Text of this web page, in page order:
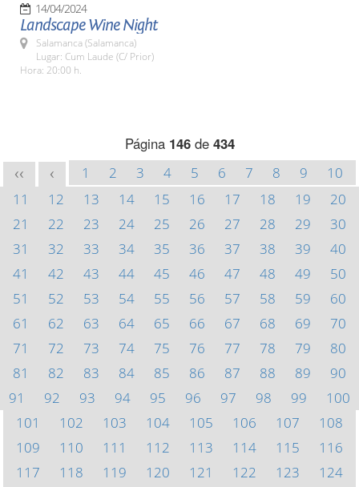
14/04/2024
Landscape Wine Night
Salamanca (Salamanca)
Lugar: Cum Laude (C/ Prior)
Hora: 20:00 h.
Página 146de 434
<< < 1 2 3 4 5 6 7 8 9
10
11
12 13 14 15 16 17 18 19
20
21
22 23 24 25 26 27 28 29
30
31
32 33 34 35 36 37 38 39
40
41
42 43 44 45 46 47 48 49
50
51
52 53 54 55 56 57 58 59
60
61
62 63 64 65 66 67 68 69
70
71
72 73 74 75 76 77 78 79
80
81
82 83 84 85 86 87 88 89
90
91
92 93 94 95 96 97 98 99
100
101
102 103 104 105 106 107
108
109
110 111 112 113 114 115
116
117
118 119 120 121 122 123
124